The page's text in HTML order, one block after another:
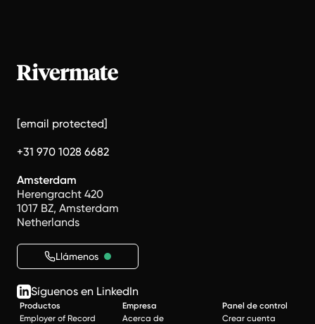
[email protected]
+31 970 1028 6682
Amsterdam
Herengracht 420
1017 BZ, Amsterdam
Netherlands
Llámenos
Síguenos en LinkedIn
Productos
Employer of Record
Empresa
Acerca de
Panel de control
Crear cuenta